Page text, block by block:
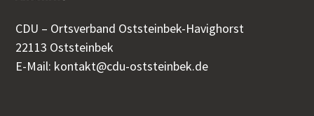
CDU – Ortsverband Oststeinbek-Havighorst
22113 Oststeinbek
E-Mail: kontakt@cdu-oststeinbek.de